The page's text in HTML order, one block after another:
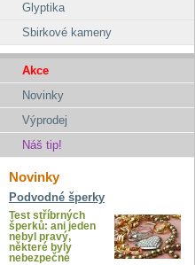
Glyptika
Sbirkové kameny
Akce
Novinky
Výprodej
Náš tip!
Novinky
Podvodné šperky
Test stříbrných
šperků: ani jeden
nebyl pravý,
některé byly
nebezpečné